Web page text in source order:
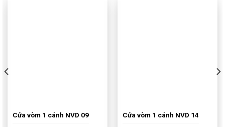
Cửa vòm 1 cánh NVD 09 Cửa vòm 1 cánh NVD 14